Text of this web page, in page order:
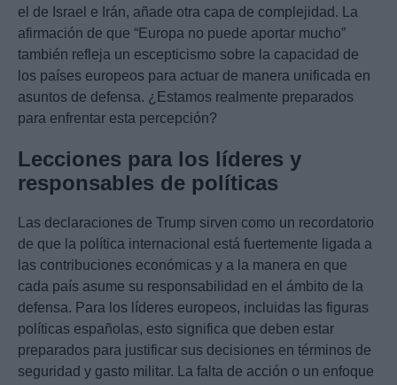
el de Israel e Irán, añade otra capa de complejidad. La
afirmación de que “Europa no puede aportar mucho”
también refleja un escepticismo sobre la capacidad de
los países europeos para actuar de manera unificada en
asuntos de defensa. ¿Estamos realmente preparados
para enfrentar esta percepción?
Lecciones para los líderes y
responsables de políticas
Las declaraciones de Trump sirven como un recordatorio
de que la política internacional está fuertemente ligada a
las contribuciones económicas y a la manera en que
cada país asume su responsabilidad en el ámbito de la
defensa. Para los líderes europeos, incluidas las figuras
políticas españolas, esto significa que deben estar
preparados para justificar sus decisiones en términos de
seguridad y gasto militar. La falta de acción o un enfoque